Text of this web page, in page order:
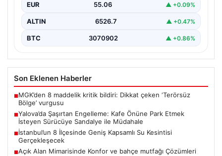
EUR 55.06 ▲ +0.09%
ALTIN 6526.7 ▲ +0.47%
BTC 3070902 ▲ +0.86%
Son Eklenen Haberler
■MGK’den 8 maddelik kritik bildiri: Dikkat çeken ‘Terörsüz
Bölge’ vurgusu
■Yalova’da Şaşırtan Engelleme: Kafe Önüne Park Etmek
İsteyen Sürücüye Sandalye ile Müdahale
■İstanbul’un 8 İlçesinde Geniş Kapsamlı Su Kesintisi
Gerçekleşecek
■Açık Alan Mimarisinde Konfor ve bahçe mutfağı Çözümleri